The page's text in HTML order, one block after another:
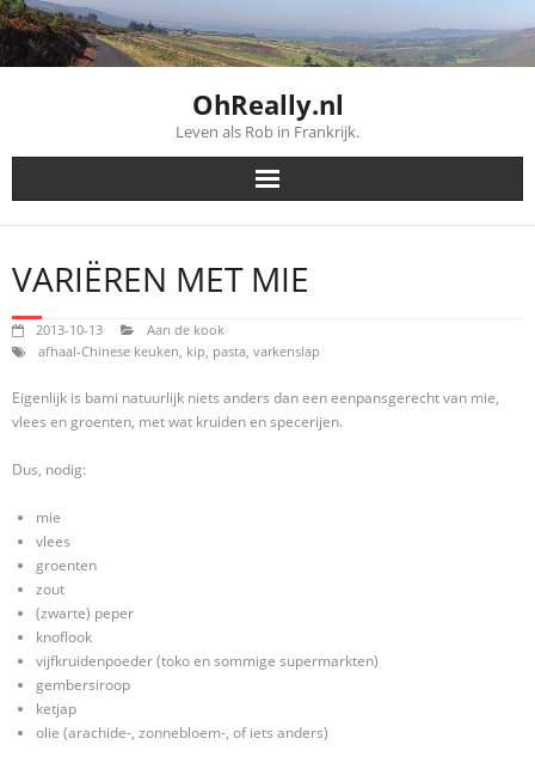
Skip
to
content
OhReally.nl
Leven als Rob in Frankrijk.
VARIËREN MET MIE
2013-10-13
Aan de kook
afhaal-Chinese keuken, kip, pasta, varkenslap
Eigenlijk is bami natuurlijk niets anders dan een eenpansgerecht van mie,
vlees en groenten, met wat kruiden en specerijen.
Dus, nodig:
mie
vlees
groenten
zout
(zwarte) peper
knoflook
vijfkruidenpoeder (toko en sommige supermarkten)
gembersiroop
ketjap
olie (arachide-, zonnebloem-, of iets anders)